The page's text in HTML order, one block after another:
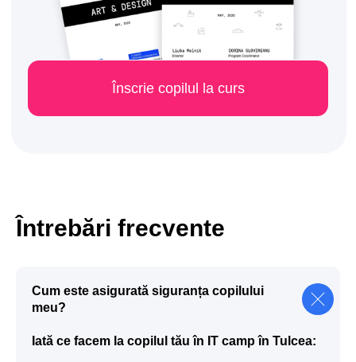
Întrebări frecvente
Cum este asigurată siguranța copilului
meu?
Iată ce facem la copilul tău în IT camp în Tulcea: